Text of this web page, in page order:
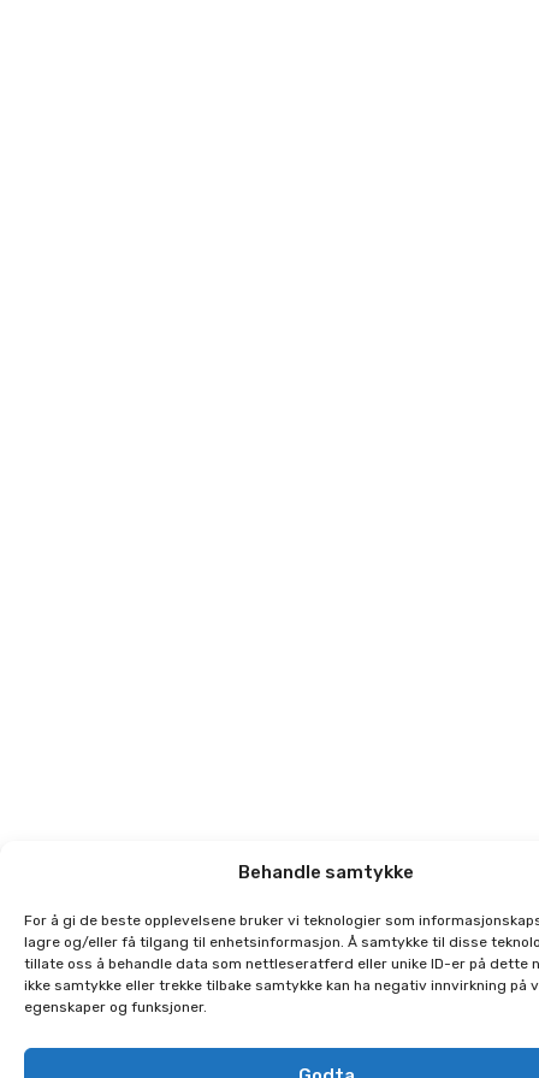
Behandle samtykke
For å gi de beste opplevelsene bruker vi teknologier som
lagre og/eller få tilgang til enhetsinformasjon. Å samtykke til disse
tillate oss å behandle data som nettleseratferd eller unike ID-er på dette
ikke samtykke eller trekke tilbake samtykke kan ha negativ innvirkning på
egenskaper og funksjoner.